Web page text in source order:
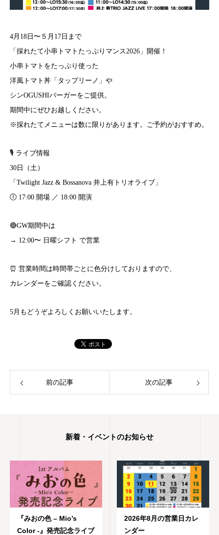
4月18日〜５月17日まで
「採れたて小串トマトたっぷりマンス2026」開催！
小串トマトをたっぷり使った
洋風トマト丼「タップリーノ」や
シンOGUSHIバーガーをご提供。
期間中にぜひお越しください。
※採れたてメニューは数に限りがあります。ご予約がおすすめ。
🎙️ ライブ情報
30日（土）
「Twilight Jazz & Bossanova 井上有トリオライブ」
🕕 17:00 開場 ／ 18:00 開演
🔴GW期間中は
→ 12:00〜 日曜シフト で営業
⏰ 営業時間は時間帯ごとに色分けしておりますので、
カレンダーをご確認ください。
5月もどうぞよろしくお願いいたします。
前の記事 次の記事
新着・イベントのお知らせ
『みおの色 – Mio’s
Color -』発売記念ライブ
2026年8月の営業日カレ
ンダー